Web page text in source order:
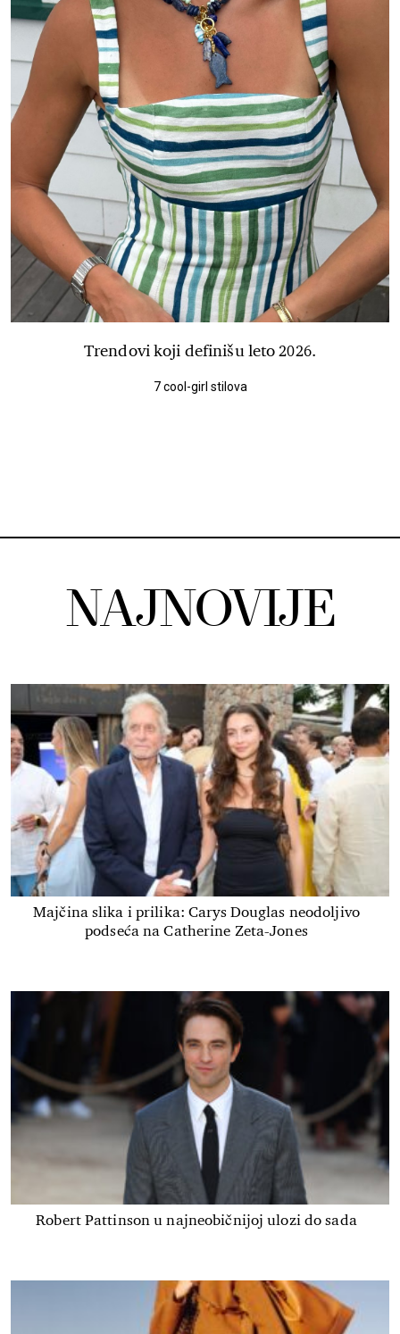
Trendovi koji definišu leto 2026.
7 cool-girl stilova
NAJNOVIJE
Majčina slika i prilika: Carys Douglas neodoljivo
podseća na Catherine Zeta-Jones
Robert Pattinson u najneobičnijoj ulozi do sada